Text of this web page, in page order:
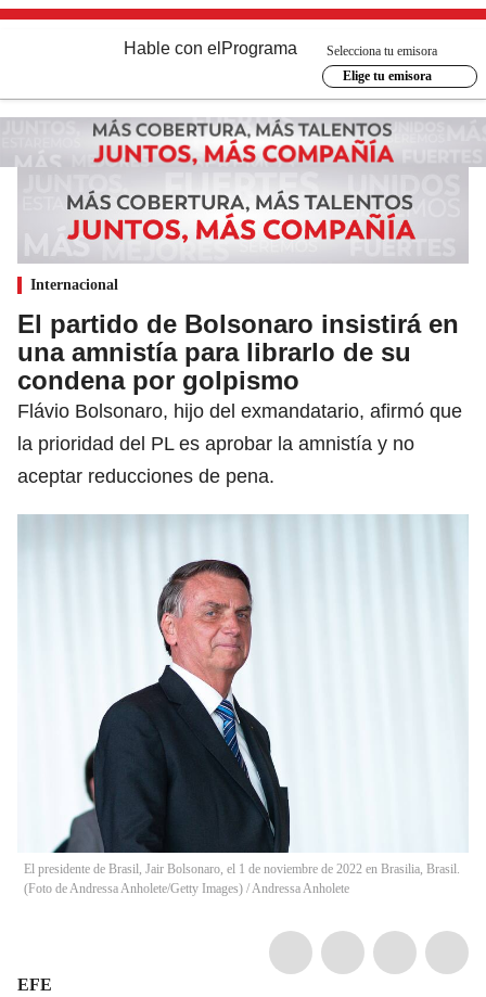
Hable con el Programa
Selecciona tu emisora
Elige tu emisora
Internacional
El partido de Bolsonaro insistirá en
una amnistía para librarlo de su
condena por golpismo
Flávio Bolsonaro, hijo del exmandatario, afirmó que
la prioridad del PL es aprobar la amnistía y no
aceptar reducciones de pena.
El presidente de Brasil, Jair Bolsonaro, el 1 de noviembre de 2022 en Brasilia, Brasil.
(Foto de Andressa Anholete/Getty Images) /Andressa Anholete
EFE